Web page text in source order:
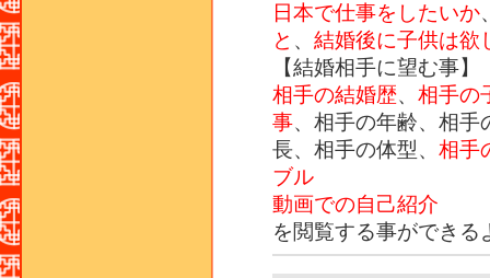
日本で仕事をしたいか
と 、 結婚後に子供は欲
【結婚相手に望む事】
相手の結婚歴、 相手の
事、相手の年齢、相手
長、相手の体型、 相手
ブル
動画での自己紹介
を閲覧する事ができる